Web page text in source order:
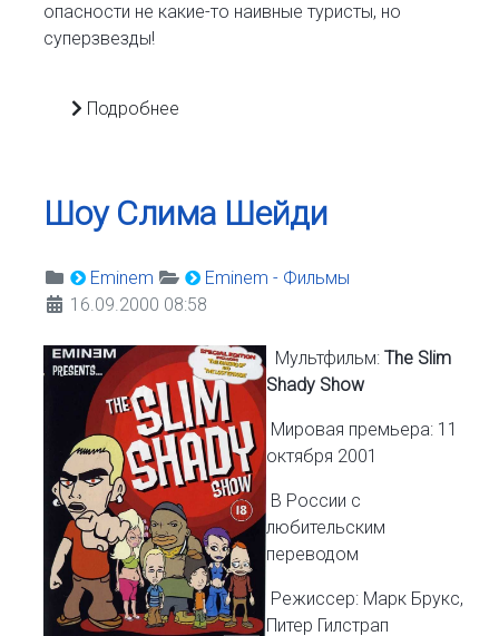
опасности не какие-то наивные туристы, но
суперзвезды!
Подробнее
Шоу Слима Шейди
Eminem
Eminem - Фильмы
16.09.2000 08:58
Мультфильм: The Slim
Shady Show
Мировая премьера: 11
октября 2001
В России с
любительским
переводом
Режиссер: Марк Брукс,
Питер Гилстрап